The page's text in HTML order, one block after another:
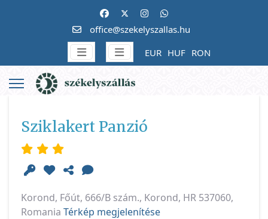
office@szekelyszallas.hu
EUR HUF RON
Sziklakert Panzió
Korond, Főút, 666/B szám., Korond, HR 537060,
Romania Térkép megjelenítése